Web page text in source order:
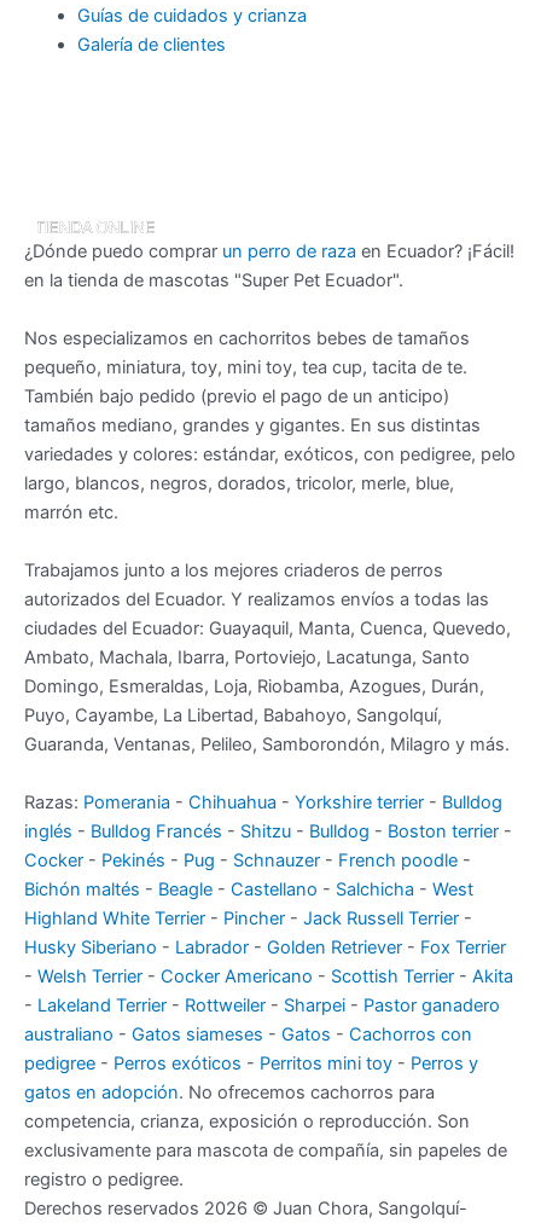
Guías de cuidados y crianza
Galería de clientes
¿Dónde puedo comprar un perro de raza en Ecuador? ¡Fácil!
en la tienda de mascotas "Super Pet Ecuador".
Nos especializamos en cachorritos bebes de tamaños
pequeño, miniatura, toy, mini toy, tea cup, tacita de te.
También bajo pedido (previo el pago de un anticipo)
tamaños mediano, grandes y gigantes. En sus distintas
variedades y colores: estándar, exóticos, con pedigree, pelo
largo, blancos, negros, dorados, tricolor, merle, blue,
marrón etc.
Trabajamos junto a los mejores criaderos de perros
autorizados del Ecuador. Y realizamos envíos a todas las
ciudades del Ecuador: Guayaquil, Manta, Cuenca, Quevedo,
Ambato, Machala, Ibarra, Portoviejo, Lacatunga, Santo
Domingo, Esmeraldas, Loja, Riobamba, Azogues, Durán,
Puyo, Cayambe, La Libertad, Babahoyo, Sangolquí,
Guaranda, Ventanas, Pelileo, Samborondón, Milagro y más.
Razas: Pomerania - Chihuahua - Yorkshire terrier - Bulldog
inglés - Bulldog Francés - Shitzu - Bulldog - Boston terrier -
Cocker - Pekinés - Pug - Schnauzer - French poodle -
Bichón maltés - Beagle - Castellano - Salchicha - West
Highland White Terrier - Pincher - Jack Russell Terrier -
Husky Siberiano - Labrador - Golden Retriever - Fox Terrier
- Welsh Terrier - Cocker Americano - Scottish Terrier - Akita
- Lakeland Terrier - Rottweiler - Sharpei - Pastor ganadero
australiano - Gatos siameses - Gatos - Cachorros con
pedigree - Perros exóticos - Perritos mini toy - Perros y
gatos en adopción. No ofrecemos cachorros para
competencia, crianza, exposición o reproducción. Son
exclusivamente para mascota de compañía, sin papeles de
registro o pedigree.
Derechos reservados 2026 © Juan Chora, Sangolquí-